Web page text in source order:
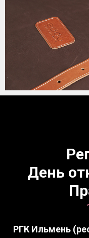
День
РГК Ильмень